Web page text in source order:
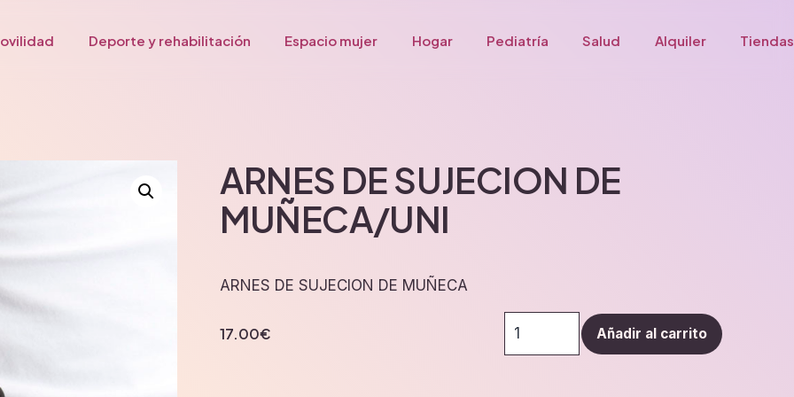
Deporte y rehabilitación Espacio mujer Hogar Pediatría Salud Alquiler Tiendas
ARNES DE SUJECION DE
MUÑECA/UNI
ARNES DE SUJECION DE MUÑECA
17.00€
DE
Añadir al carrito